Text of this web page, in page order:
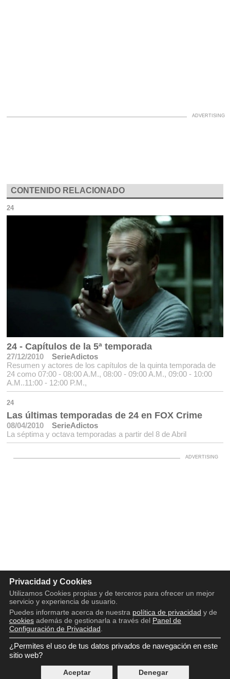
CONTENIDO RELACIONADO
24
24 - Capítulos de la 5ª temporada
27/12/2010
SerieAdictos
Resumen y actores de los capítulos de la quinta temporada de
24 como 07:00 - 08:00 A.M., 08:00 - 09:00 A.M., 09:00 - 10:00
A.M..11:00 - 12:00 P.M.,
24
Las últimas temporadas de 24 en FOX Crime
08/04/2010
SerieAdictos
La séptima y octava temporadas a partir del 8 de Abril
Copyright © 2016 - 2026
Aviso legal
Política de cookies
Privacidad y Cookies
Utilizamos Cookies propias y de terceros para ofrecer un mejor
servicio y experiencia de usuario.
Puedes informarte acerca de nuestra política de privacidad y de
cookiesademás de gestionarla a través del Panel de
Configuración de Privacidad
¿Permites el uso de tus datos privados de navegación en este
sitio web?
Aceptar Denegar